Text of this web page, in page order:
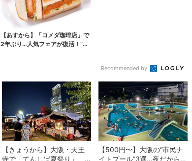
【あすから】「コメダ珈琲店」で
2年ぶり…人気フェアが復活！“ハ
Recommended by
【きょうから】大阪・天王
寺で「てんしば夏祭り」、
【500円〜】大阪の“市民ナ
イトプール”3選…夜だから涼